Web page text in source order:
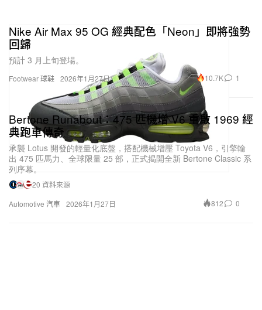
Footwear 球鞋
Nike Air Max 95 OG 經典配色「Neon」即將強勢
回歸
預計 3 月上旬登場。
2026年1月27日 10.7K 1
Automotive 汽車
Bertone Runabout：475 匹機增 V6 重啟 1969 經
典跑車傳奇
承襲 Lotus 開發的輕量化底盤，搭配機械增壓 Toyota V6，引擎輸
出 475 匹馬力、全球限量 25 部，正式揭開全新 Bertone Classic 系
列序幕。
20 資料來源
2026年1月27日
812 0